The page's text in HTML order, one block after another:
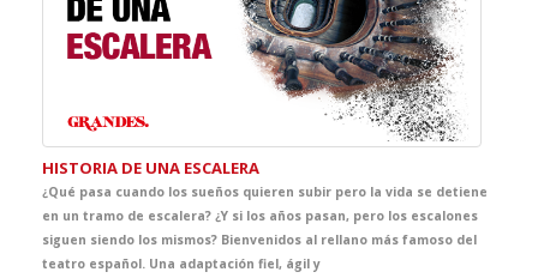
HISTORIA DE UNA ESCALERA
¿Qué pasa cuando los sueños quieren subir pero la vida se detiene
en un tramo de escalera? ¿Y si los años pasan, pero los escalones
siguen siendo los mismos? Bienvenidos al rellano más famoso del
teatro español. Una adaptación fiel, ágil y